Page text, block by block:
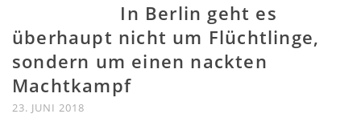
In Berlin geht es
überhaupt nicht um Flüchtlinge,
sondern um einen nackten
Machtkampf
23. JUNI 2018